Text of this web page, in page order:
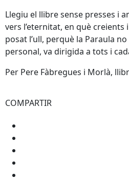
Llegiu el llibre sense presses i
vers l’eternitat, en què
posat l’ull, perquè la Paraula
personal, va dirigida a tots i
Per Pere Fàbregues i Morlà,
COMPARTIR